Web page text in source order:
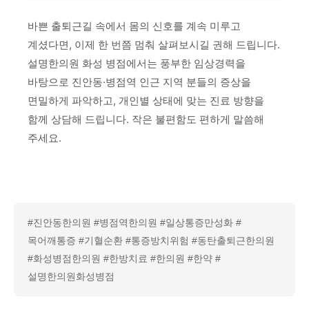
바쁜 출퇴근길 속에서 몸의 신호를 계속 미루고
계셨다면, 이제 한 번쯤 멈춰 살펴보시길 권해 드립니다.
설명한의원 화성 병점에서는 풍부한 임상경력을
바탕으로 진안동·병점역 인근 지역 분들의 증상을
면밀하게 파악하고, 개인별 상태에 맞는 진료 방향을
함께 상담해 드립니다. 작은 불편함도 편하게 말씀해
주세요.
#진안동한의원 #병점역한의원 #일상통증만성화 #
목어깨통증 #기혈순환 #통증방치위험 #동탄출퇴근한의원
#화성병점한의원 #한방치료 #한의원 #한약 #
설명한의원화성병점